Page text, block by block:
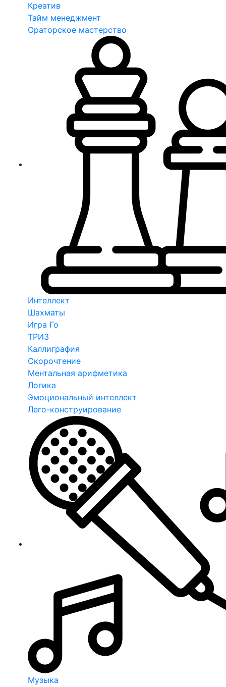
Креатив
Тайм менеджмент
Ораторское мастерство
Интеллект
Шахматы
Игра Го
ТРИЗ
Каллиграфия
Скорочтение
Ментальная арифметика
Логика
Эмоциональный интеллект
Лего-конструирование
Музыка